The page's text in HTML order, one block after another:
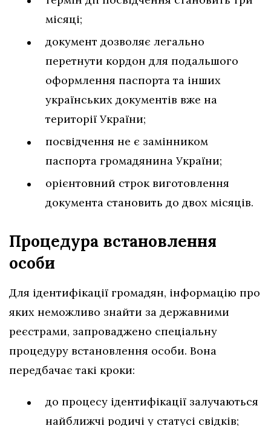
місяці;
документ дозволяє легально
перетнути кордон для подальшого
оформлення паспорта та інших
українських документів вже на
території України;
посвідчення не є замінником
паспорта громадянина України;
орієнтовний строк виготовлення
документа становить до двох місяців.
Процедура встановлення
особи
Для ідентифікації громадян, інформацію про
яких неможливо знайти за державними
реєстрами, запроваджено спеціальну
процедуру встановлення особи. Вона
передбачає такі кроки:
до процесу ідентифікації залучаються
найближчі родичі у статусі свідків;